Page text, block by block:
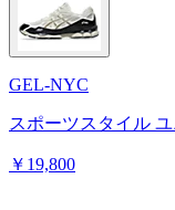
GEL-NYC
スポーツスタイル
￥19,800